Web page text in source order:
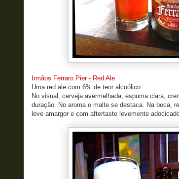
Irmãos Ferraro Pier - Red Ale
Uma red ale com 6% de teor alcoólico.
No visual, cerveja avermelhada, espuma clara,
duração. No aroma o malte se destaca. Na boca,
leve amargor e com aftertaste levemente